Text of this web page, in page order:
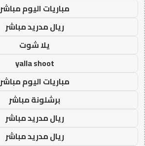
مباريات اليوم مباشر
ريال مدريد مباشر
يلا شوت
yalla shoot
مباريات اليوم مباشر
برشلونة مباشر
ريال مدريد مباشر
ريال مدريد مباشر